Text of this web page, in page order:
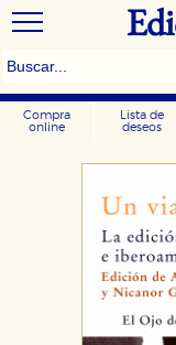
Compra
online
Lista de
deseos